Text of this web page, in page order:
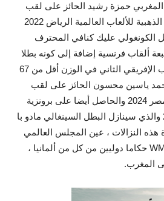
المغربي حمزة رشيد الحائز على لقب
البطولة العربية والميدالية الذهبية للألعاب العالمية الرياض 2022
الكونغولي عليك كنافي المحترف
ألقاب فرنسية إضافة إلى كونه بطلا
لأوروبا، فيما سيجرى اللقب الإفريقي الثاني في الوزن أقل من 67
ياسين محسون الحائز على لقب
إفريقيا للهواة خلال دورة مصر 2024 والحاصل أيضا على برونزية
بطولة العالم اليونان 2024 والذي سينازل البطل السينغالي مادو با
هذه النزالات ، عين المجلس العالمي
للمواي طاي الاحترافية WMC حكاما دوليين من كل من ألمانيا ،
المغرب.